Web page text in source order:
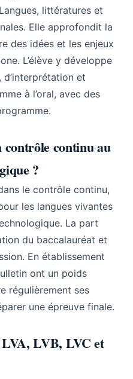
littératures et
Elle approfondit la
des idées et les enjeux
L’élève y développe
d’interprétation et
à l’oral, avec des
contrôle continu au
?
le contrôle continu,
les langues vivantes
La part
du baccalauréat et
En établissement
ont un poids
régulièrement ses
une épreuve finale.
LVB, LVC et